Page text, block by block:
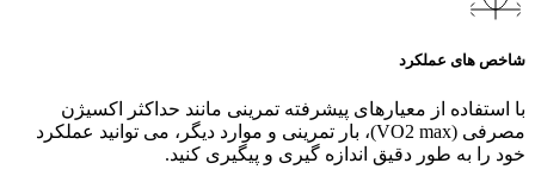
شاخص های عملکرد
با استفاده از معیارهای پیشرفته تمرینی مانند حداکثر اکسیژن
مصرفی (VO2 max)، بار تمرینی و موارد دیگر، می‌ توانید عملکرد
خود را به طور دقیق اندازه‌ گیری و پیگیری کنید.